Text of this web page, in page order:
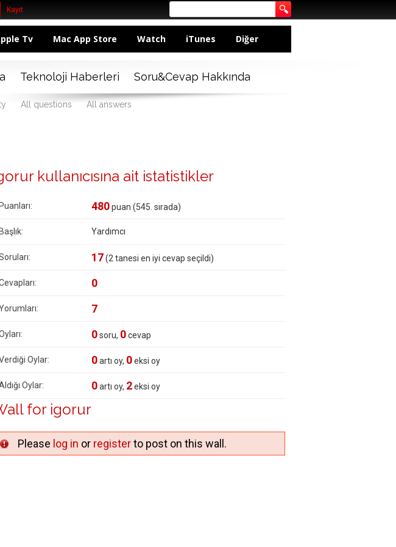
Kayıt
Tv Mac App Store Watch iTunes Diğer
Teknoloji Haberleri Soru&Cevap Hakkında
All questions All answers
kullanıcısına ait istatistikler
Puanları: 480puan (545 . sırada)
Başlık: Yardımcı
17(2 tanesi en iyi cevap seçildi)
0
7
0soru, 0cevap
Oylar: 0artı oy, 0eksi oy
Oylar: 0artı oy, 2eksi oy
for igorur
Please log in or registerto post on this wall.